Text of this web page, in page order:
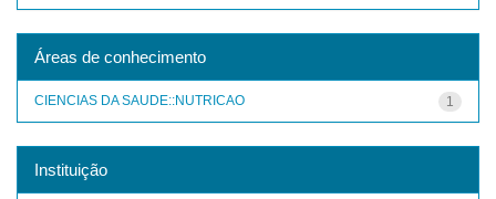
Áreas de conhecimento
1
CIENCIAS DA SAUDE::NUTRICAO
Instituição